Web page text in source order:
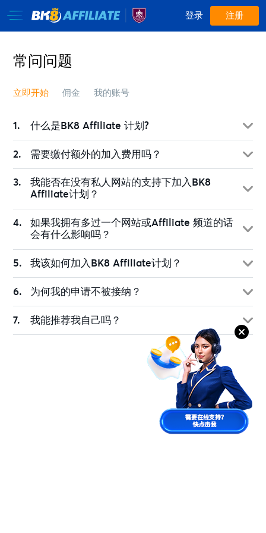
注册
登录
常问问题
立即开始 佣金 我的账号
什么是BK8 Affiliate 计划?
需要缴付额外的加入费用吗？
我能否在没有私人网站的支持下加入BK8
Affiliate计划？
如果我拥有多过一个网站或Affiliate 频道的话
会有什么影响吗？
我该如何加入BK8 Affiliate计划？
为何我的申请不被接纳？
我能推荐我自己吗？